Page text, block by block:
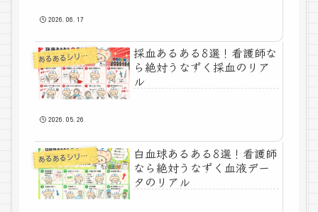
2026.06.17
あ
るあるシリーズ
採血あるある8選！看護師な
ら絶対うなずく採血のリア
ル
2026.05.26
あ
るあるシリーズ
白血球あるある8選！看護師
なら絶対うなずく血液デー
タのリアル